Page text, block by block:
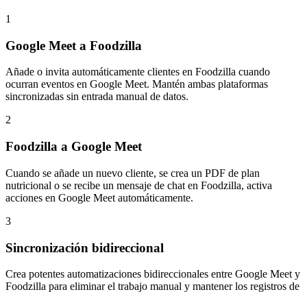
1
Google Meet a Foodzilla
Añade o invita automáticamente clientes en Foodzilla cuando
ocurran eventos en Google Meet. Mantén ambas plataformas
sincronizadas sin entrada manual de datos.
2
Foodzilla a Google Meet
Cuando se añade un nuevo cliente, se crea un PDF de plan
nutricional o se recibe un mensaje de chat en Foodzilla, activa
acciones en Google Meet automáticamente.
3
Sincronización bidireccional
Crea potentes automatizaciones bidireccionales entre Google Meet y
Foodzilla para eliminar el trabajo manual y mantener los registros de